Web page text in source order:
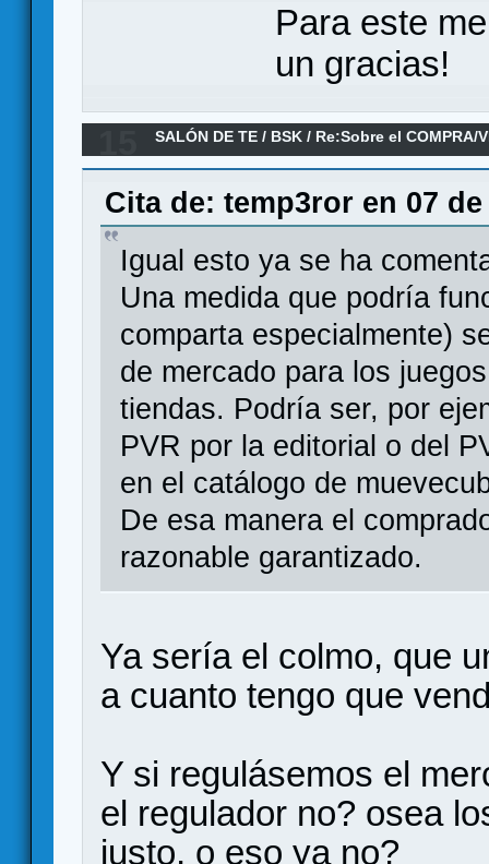
Para este
un gracias!
SALÓN DE TE / BSK / Re:Sobre el COMPRA/
Cita de: temp3ror en 07
Igual esto ya se ha
Una medida que podría
comparta especialmente)
de mercado para los
tiendas. Podría ser, por
PVR por la editorial o del
en el catálogo de
De esa manera el
razonable garantizado.
Ya sería el colmo, que
a cuanto tengo que
Y si regulásemos el
el regulador no? osea
justo, o eso ya no?